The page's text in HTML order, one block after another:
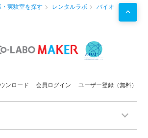
実験室を探す レンタルラボ
バイオ
ンロード 会員ログイン ユーザー登録（無料）